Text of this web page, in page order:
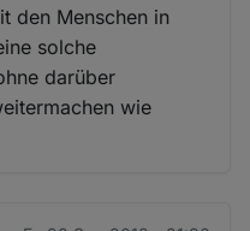
den Menschen in
solche
darüber
wie